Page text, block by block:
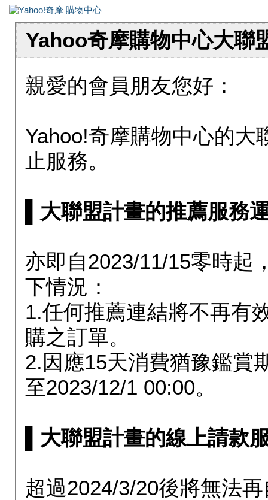
Yahoo奇摩購物中心大聯
親愛的會員朋友您好：
Yahoo!奇摩購物中心的大
止服務。
▌大聯盟計畫的推薦服務
亦即自2023/11/15零時起
下情況：
1.任何推薦連結將不再有
購之訂單。
2.因應15天消費猶豫鑑賞
至2023/12/1 00:00。
▌大聯盟計畫的線上請款
超過2024/3/20後將無法